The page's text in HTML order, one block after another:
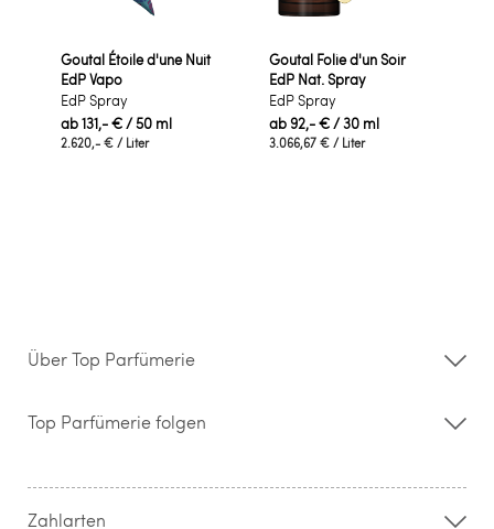
Goutal Étoile d'une Nuit
EdP Vapo
EdP Spray
ab131,- €/ 50 ml
2.620,- € / Liter
Goutal Folie d'un Soir
EdP Nat. Spray
EdP Spray
ab92,- €/ 30 ml
3.066,67 € / Liter
Über Top Parfümerie
Storefinder
Kontakt
Widerrufsrecht & Rückgabebedingungen
Top Parfümerie folgen
Zahlarten